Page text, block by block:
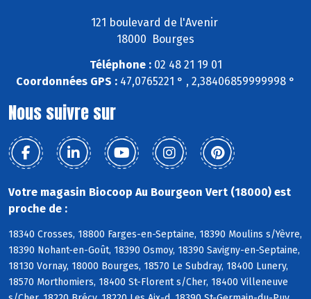
121 boulevard de l'Avenir
18000 Bourges
Téléphone :02 48 21 19 01
Coordonnées GPS : 47,0765221 ° , 2,38406859999998 °
Nous suivre sur
Votre magasin Biocoop Au Bourgeon Vert (18000) est
proche de :
18340 Crosses, 18800 Farges-en-Septaine, 18390 Moulins s/Yèvre,
18390 Nohant-en-Goût, 18390 Osmoy, 18390 Savigny-en-Septaine,
18130 Vornay, 18000 Bourges, 18570 Le Subdray, 18400 Lunery,
18570 Morthomiers, 18400 St-Florent s/Cher, 18400 Villeneuve